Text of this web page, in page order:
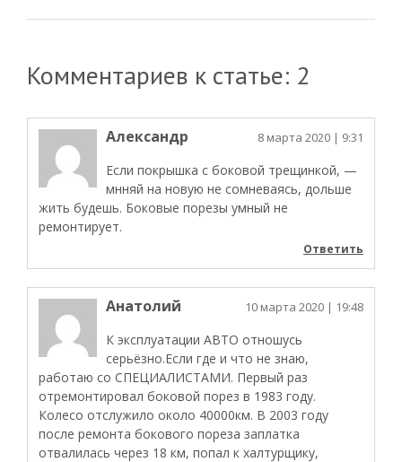
Комментариев к статье: 2
Александр 8 марта 2020 | 9:31
Если покрышка с боковой трещинкой, —
мнняй на новую не сомневаясь, дольше
жить будешь. Боковые порезы умный не
ремонтирует.
Ответить
Анатолий 10 марта 2020 | 19:48
К эксплуатации АВТО отношусь
серьёзно.Если где и что не знаю,
работаю со СПЕЦИАЛИСТАМИ. Первый раз
отремонтировал боковой порез в 1983 году.
Колесо отслужило около 40000км. В 2003 году
после ремонта бокового пореза заплатка
отвалилась через 18 км, попал к халтурщику,